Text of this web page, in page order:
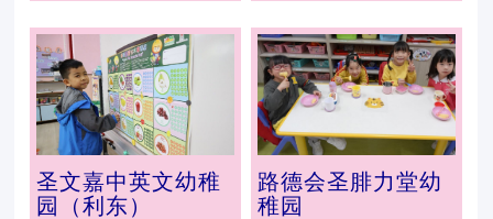
圣文嘉中英文幼稚
园（利东）
路德会圣腓力堂幼
稚园